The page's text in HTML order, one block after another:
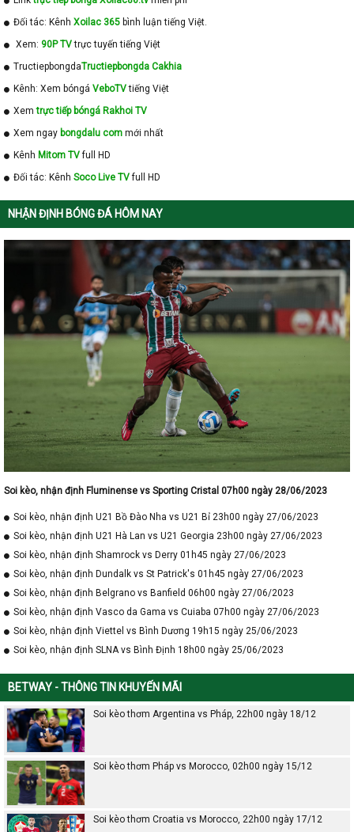
nhật KQ Cup Phap nhanh chóng. Hãy theo dõi trang web
Kqbongda.com để cập nhật nhiều thông tin mới nhất về kết quả
bóng đá các bạn nhé !
Đối tác: Kênh Xoilac 365 bình luận tiếng Việt.
Xem: 90P TVtrực tuyến tiếng Việt
TructiepbongdaTructiepbongda Cakhia
Kênh: Xem bóngá VeboTVtiếng Việt
Xemtrực tiếp bóngá Rakhoi TV
Xem ngay bongdalu com mới nhất
Kênh Mitom TVfull HD
Đối tác: Kênh Soco Live TVfull HD
NHẬN ĐỊNH BÓNG ĐÁ HÔM NAY
Soi kèo, nhận định Fluminense vs Sporting Cristal 07h00 ngày 28/06/2023
Soi kèo, nhận định U21 Bồ Đào Nha vs U21 Bỉ 23h00 ngày 27/06/2023
Soi kèo, nhận định U21 Hà Lan vs U21 Georgia 23h00 ngày 27/06/2023
Soi kèo, nhận định Shamrock vs Derry 01h45 ngày 27/06/2023
Soi kèo, nhận định Dundalk vs St Patrick's 01h45 ngày 27/06/2023
Soi kèo, nhận định Belgrano vs Banfield 06h00 ngày 27/06/2023
Soi kèo, nhận định Vasco da Gama vs Cuiaba 07h00 ngày 27/06/2023
Soi kèo, nhận định Viettel vs Bình Dương 19h15 ngày 25/06/2023
Soi kèo, nhận định SLNA vs Bình Định 18h00 ngày 25/06/2023
BETWAY - THÔNG TIN KHUYẾN MÃI
Soi kèo thơm Argentina vs Pháp, 22h00 ngày 18/12
Soi kèo thơm Pháp vs Morocco, 02h00 ngày 15/12
Soi kèo thơm Croatia vs Morocco, 22h00 ngày 17/12